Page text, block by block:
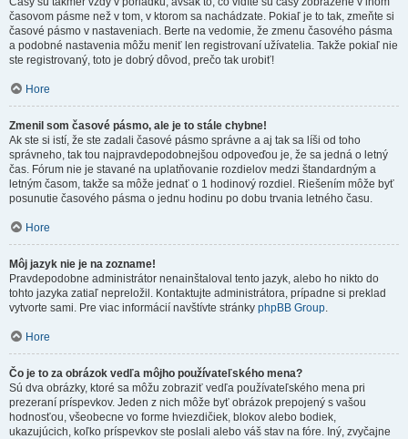
časovom pásme než v tom, v ktorom sa nachádzate. Pokiaľ je to tak, zmeňte si
časové pásmo v nastaveniach. Berte na vedomie, že zmenu časového pásma
a podobné nastavenia môžu meniť len registrovaní užívatelia. Takže pokiaľ nie
ste registrovaný, toto je dobrý dôvod, prečo tak urobiť!
Hore
Zmenil som časové pásmo, ale je to stále chybne!
Ak ste si istí, že ste zadali časové pásmo správne a aj tak sa líši od toho
správneho, tak tou najpravdepodobnejšou odpoveďou je, že sa jedná o letný
čas. Fórum nie je stavané na uplatňovanie rozdielov medzi štandardným a
letným časom, takže sa môže jednať o 1 hodinový rozdiel. Riešením môže byť
posunutie časového pásma o jednu hodinu po dobu trvania letného času.
Hore
Môj jazyk nie je na zozname!
Pravdepodobne administrátor nenainštaloval tento jazyk, alebo ho nikto do
tohto jazyka zatiaľ nepreložil. Kontaktujte administrátora, prípadne si preklad
vytvorte sami. Pre viac informácií navštívte stránky phpBB Group.
Hore
Čo je to za obrázok vedľa môjho používateľského mena?
Sú dva obrázky, ktoré sa môžu zobraziť vedľa používateľského mena pri
prezeraní príspevkov. Jeden z nich môže byť obrázok prepojený s vašou
hodnosťou, všeobecne vo forme hviezdičiek, blokov alebo bodiek,
ukazujúcich, koľko príspevkov ste poslali alebo váš stav na fóre. Iný, zvyčajne